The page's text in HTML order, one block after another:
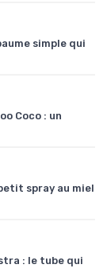
simple qui
Coco : un
spray au miel
: le tube qui